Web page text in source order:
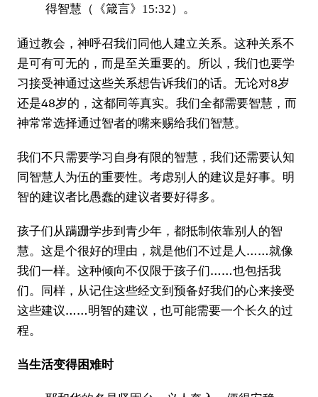
得智慧（《箴言》15:32）。
通过教会，神呼召我们同他人建立关系。这种关系不
是可有可无的，而是至关重要的。所以，我们也要学
习接受神通过这些关系想告诉我们的话。无论对8岁
还是48岁的，这都同等真实。我们全都需要智慧，而
神常常选择通过智者的嘴来赐给我们智慧。
我们不只需要学习自身有限的智慧，我们还需要认知
同智慧人为伍的重要性。考虑别人的建议是好事。明
智的建议者比愚蠢的建议者要好得多。
孩子们从蹒跚学步到青少年，都抵制依靠别人的智
慧。这是个很好的理由，就是他们不过是人……就像
我们一样。这种倾向不仅限于孩子们……也包括我
们。同样，从记住这些经文到预备好我们的心来接受
这些建议……明智的建议，也可能需要一个长久的过
程。
当生活变得困难时